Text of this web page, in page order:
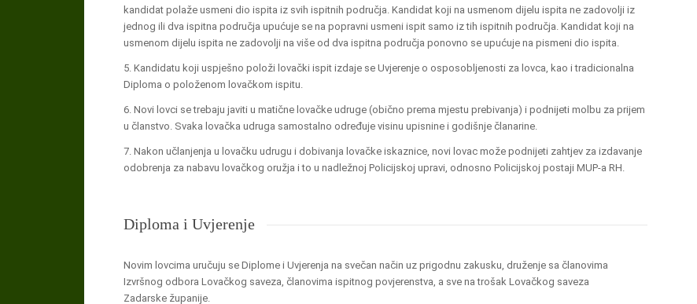
kandidat polaže usmeni dio ispita iz svih ispitnih područja. Kandidat koji na usmenom dijelu ispita ne zadovolji iz
jednog ili dva ispitna područja upućuje se na popravni usmeni ispit samo iz tih ispitnih područja. Kandidat koji na
usmenom dijelu ispita ne zadovolji na više od dva ispitna područja ponovno se upućuje na pismeni dio ispita.
5. Kandidatu koji uspješno položi lovački ispit izdaje se Uvjerenje o osposobljenosti za lovca, kao i tradicionalna
Diploma o položenom lovačkom ispitu.
6. Novi lovci se trebaju javiti u matične lovačke udruge (obično prema mjestu prebivanja) i podnijeti molbu za prijem
u članstvo. Svaka lovačka udruga samostalno određuje visinu upisnine i godišnje članarine.
7. Nakon učlanjenja u lovačku udrugu i dobivanja lovačke iskaznice, novi lovac može podnijeti zahtjev za izdavanje
odobrenja za nabavu lovačkog oružja i to u nadležnoj Policijskoj upravi, odnosno Policijskoj postaji MUP-a RH.
Diploma i Uvjerenje
Novim lovcima uručuju se Diplome i Uvjerenja na svečan način uz prigodnu zakusku, druženje sa članovima
Izvršnog odbora Lovačkog saveza, članovima ispitnog povjerenstva, a sve na trošak Lovačkog saveza
Zadarske županije.